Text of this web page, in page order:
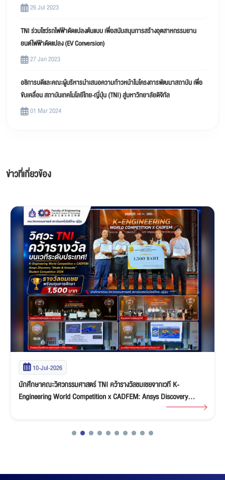
26 Jul 2023
TNI ร่วมโชว์รถไฟฟ้าดัดแปลงต้นแบบ เพื่อสนับสนุนการสร้างอุตสาหกรรมยาน
ยนต์ไฟฟ้าดัดแปลง (EV Conversion)
27 Jan 2023
อธิการบดีและคณะผู้บริหารนำเสนอความก้าวหน้าในโครงการพัฒนาสถาบัน เพื่อ
ขับเคลื่อน สถาบันเทคโนโลยีไทย-ญี่ปุ่น (TNI) สู่มหาวิทยาลัยดิจิทัล
01 Mar 2024
ข่าวที่เกี่ยวข้อง
10-Jul-2026
นักศึกษาคณะวิศวกรรมศาสตร์ TNI คว้ารางวัลชมเชยจากเวที K-
Engineering World Competition x CADFEM: Ansys Discovery